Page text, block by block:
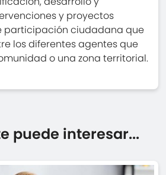
y proyectos
participación ciudadana que
los diferentes agentes que
o una zona territorial.
puede interesar...